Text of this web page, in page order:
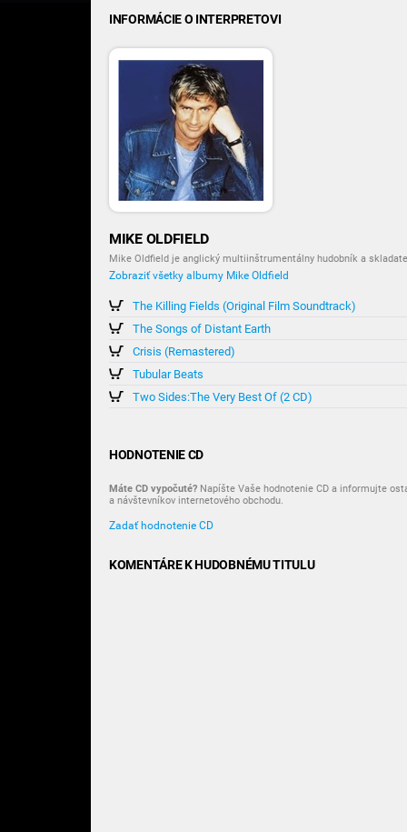
INFORMÁCIE O INTERPRETOVI
MIKE OLDFIELD
Mike Oldfield je anglický multiinštrumentálny hudobník a
Zobraziť všetky albumy Mike Oldfield
The Killing Fields (Original Film Soundtrack)
The Songs of Distant Earth
Crisis (Remastered)
Tubular Beats
Two Sides:The Very Best Of (2 CD)
HODNOTENIE CD
Máte CD vypočuté? Napíšte Vaše hodnotenie CD a informujte
a návštevníkov internetového obchodu.
Zadať hodnotenie CD
KOMENTÁRE K HUDOBNÉMU TITULU